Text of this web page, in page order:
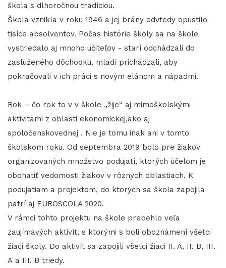
škola s dlhoročnou tradíciou.
Škola vznikla v roku 1946 a jej brány odvtedy opustilo
tisíce absolventov. Počas histórie školy sa na škole
vystriedalo aj mnoho učiteľov - starí odchádzali do
zaslúženého dôchodku, mladí prichádzali, aby
pokračovali v ich práci s novým elánom a nápadmi.
Rok – čo rok to v v škole „žije“ aj mimoškolskými
aktivitami z oblasti ekonomickej,ako aj
spoločenskovednej . Nie je tomu inak ani v tomto
školskom roku. Od septembra 2019 bolo pre žiakov
organizovaných množstvo podujatí, ktorých účelom je
obohatiť vedomosti žiakov v rôznych oblastiach. K
podujatiam a projektom, do ktorých sa škola zapojila
patrí aj EUROSCOLA 2020.
V rámci tohto projektu na škole prebehlo veľa
zaujímavých aktivít, s ktorými s boli oboznámení všetci
žiaci školy. Do aktivít sa zapojili všetci žiaci II. A, II. B, III.
A a III. B triedy.